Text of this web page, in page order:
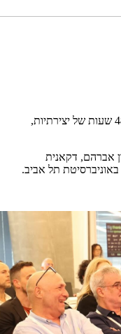
רופאים, אחיות, חוקרים ומנהלים התאגדו ל־48 שעות של יצירתיות,
אברהם, דקאנית
תל אביב.